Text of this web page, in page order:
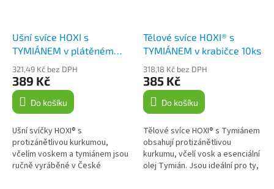
Ušní svíce HOXI s
TYMIÁNEM v plátěném
pytlíku 10ks
321,49 Kč bez DPH
389 Kč
Do košíku
Ušní svíčky HOXI® s
protizánětlivou kurkumou,
včelím voskem a tymiánem jsou
ručně vyráběné v České
Tělové svíce HOXI® s
TYMIÁNEM v krabičce 10ks
318,18 Kč bez DPH
385 Kč
Do košíku
Tělové svíce HOXI® s Tymiánem
obsahují protizánětlivou
kurkumu, včelí vosk a esenciální
olej Tymián. Jsou ideální pro ty,